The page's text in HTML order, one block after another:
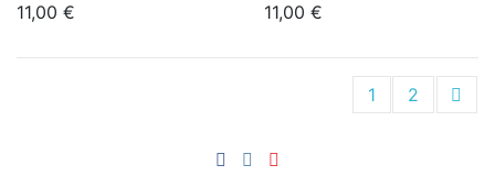
11,00 € 11,00 €
1 2